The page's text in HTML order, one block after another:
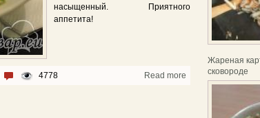
насыщенный. Приятного
аппетита!
4778 Read more about Рецепт
Жареная
сковороде